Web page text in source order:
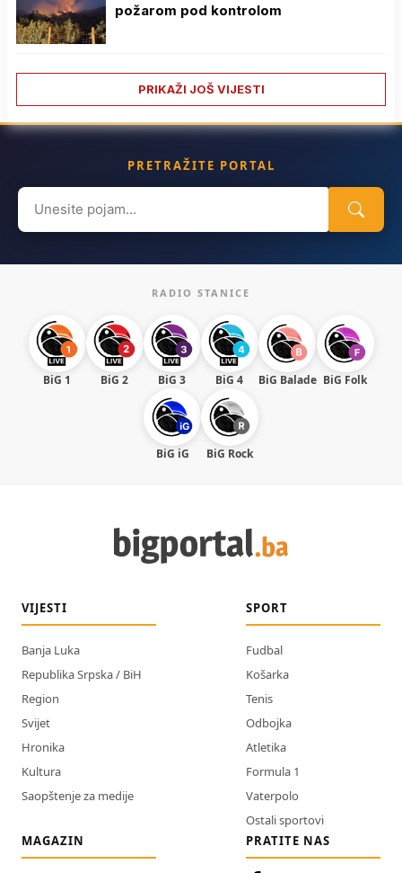
požarom pod kontrolom
PRIKAŽI JOŠ VIJESTI
PRETRAŽITE PORTAL
Search
for:
RADIO STANICE
BiG 1 BiG 2 BiG 3 BiG 4 BiG Balade BiG Folk
BiG iG BiG Rock
VIJESTI
Banja Luka
Republika Srpska / BiH
Region
Svijet
Hronika
Kultura
Saopštenje za medije
SPORT
Fudbal
Košarka
Tenis
Odbojka
Atletika
Formula 1
Vaterpolo
Ostali sportovi
MAGAZIN
PRATITE NAS